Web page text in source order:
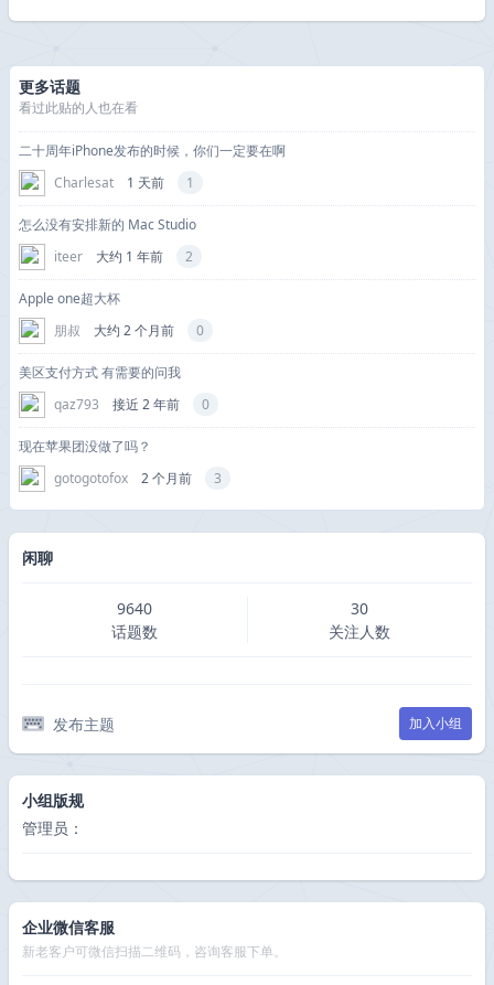
更多话题
看过此贴的人也在看
二十周年iPhone发布的时候，你们一定要在啊
Charlesat
1 天前 1
怎么没有安排新的 Mac Studio
iteer
大约 1 年前 2
Apple one超大杯
朋叔
大约 2 个月前 0
美区支付方式 有需要的问我
qaz793
接近 2 年前 0
现在苹果团没做了吗？
gotogotofox
2 个月前 3
闲聊
9640
话题数
30
关注人数
发布主题 加入小组
小组版规
管理员：
企业微信客服
新老客户可微信扫描二维码，咨询客服下单。